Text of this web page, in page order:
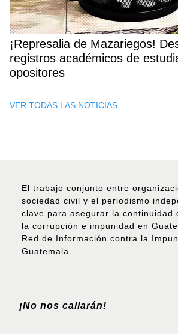
¡Represalia de Mazariegos!
registros académicos de
opositores
VER TODAS LAS NOTICIAS
El trabajo conjunto entre
sociedad civil y el periodismo
clave para asegurar la continuidad
la corrupción e impunidad en
Red de Información contra la
Guatemala.
¡No nos callarán!